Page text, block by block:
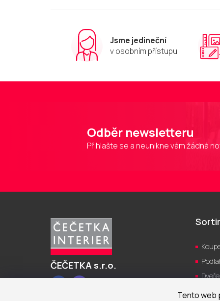
Tento web
Jsme jedineční
v osobním přístupu
Odběr newsletteru
Přihlašte se a neunikne vám žádná
ČEČETKA s.r.o.
FacebookInstagram
Dveře